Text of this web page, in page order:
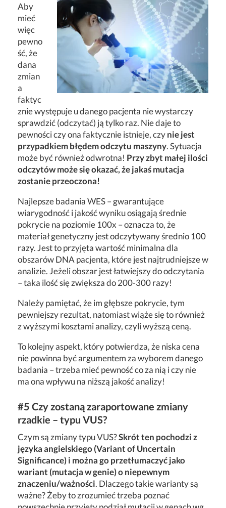
Aby
mieć
więc
pewno
ść, że
dana
zmian
a
faktyc
znie występuje u danego pacjenta nie wystarczy
sprawdzić (odczytać) ją tylko raz. Nie daje to
pewności czy ona faktycznie istnieje, czynie jest
przypadkiem błędem odczytu maszyny. Sytuacja
może być również odwrotna! Przy zbyt małej ilości
odczytów może się okazać, że jakaś mutacja
zostanie przeoczona!
Najlepsze badania WES – gwarantujące
wiarygodność i jakość wyniku osiągają średnie
pokrycie na poziomie 100x – oznacza to, że
materiał genetyczny jest odczytywany średnio 100
razy. Jest to przyjęta wartość minimalna dla
obszarów DNA pacjenta, które jest najtrudniejsze w
analizie. Jeżeli obszar jest łatwiejszy do odczytania
– taka ilość się zwiększa do 200-300 razy!
Należy pamiętać, że im głębsze pokrycie, tym
pewniejszy rezultat, natomiast wiąże się to również
z wyższymi kosztami analizy, czyli wyższą ceną.
To kolejny aspekt, który potwierdza, że niska cena
nie powinna być argumentem za wyborem danego
badania – trzeba mieć pewność co za nią i czy nie
ma ona wpływu na niższą jakość analizy!
#5 Czy zostaną zaraportowane zmiany
rzadkie – typu VUS?
Czym są zmiany typu VUS?Skrót ten pochodzi z
języka angielskiego (Variant of Uncertain
Significance) i można go przetłumaczyć jako
wariant (mutacja w genie) o niepewnym
znaczeniu/ważności. Dlaczego takie warianty są
ważne? Żeby to zrozumieć trzeba poznać